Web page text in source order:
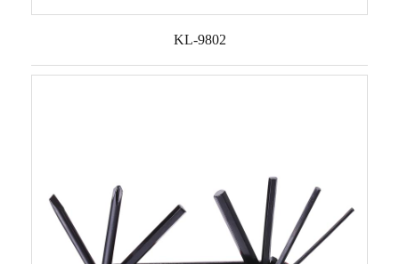
KL-9802